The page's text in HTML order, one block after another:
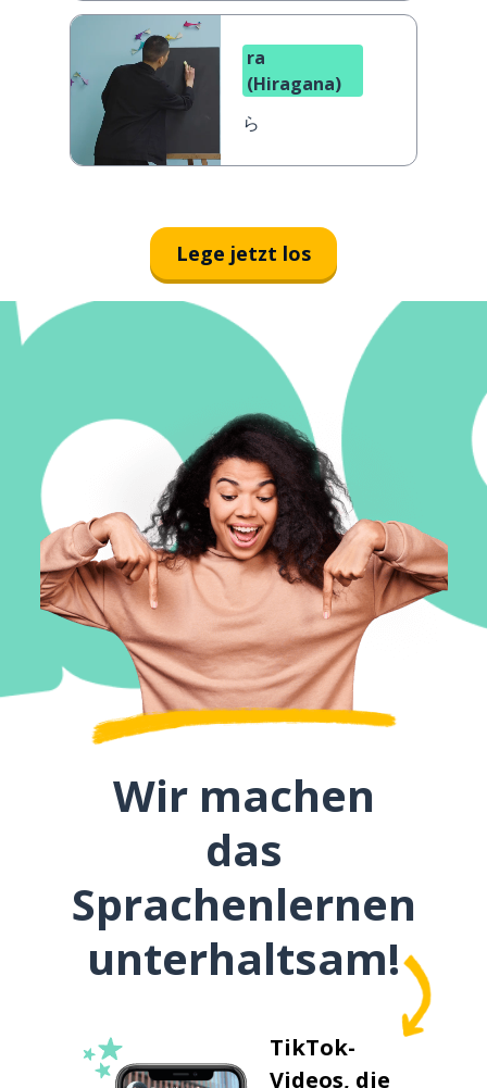
ra
(Hiragana)
ら
Lege jetzt los
Wir machen
das
Sprachenlernen
unterhaltsam!
TikTok-
Videos, die